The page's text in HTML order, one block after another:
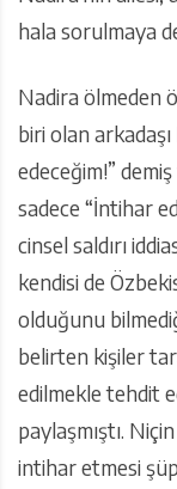
hala sorulmaya
Nadira ölmeden
biri olan
edeceğim!”
sadece “İntihar
cinsel saldırı
kendisi de
olduğunu
belirten kişiler
edilmekle tehdit
paylaşmıştı.
intihar etmesi